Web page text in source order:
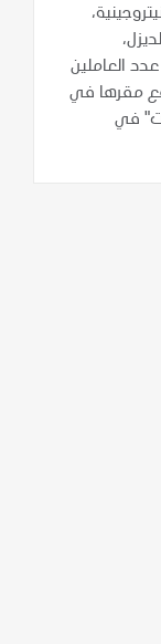
عدد العاملين
موظف، ويقع مقرها في
في